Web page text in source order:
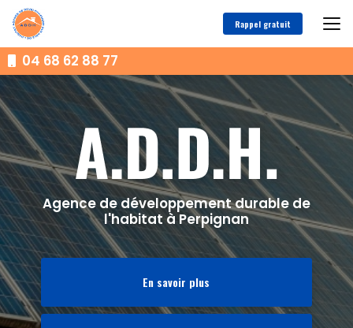
Aller
au
contenu
principal04 68 62 88 77
Rappel gratuit
Agence de développement durable de
l'habitat à Perpignan
En savoir plus